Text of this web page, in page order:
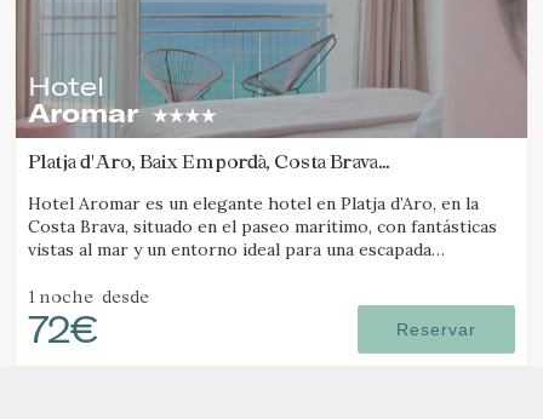
Hotel
Aromar
Platja d'Aro, Baix Empordà, Costa Brava
Hotel Aromar es un elegante hotel en Platja d’Aro, en la
Costa Brava, situado en el paseo marítimo, con fantásticas
vistas al mar y un entorno ideal para una escapada
1 noche desde
72€ Reservar